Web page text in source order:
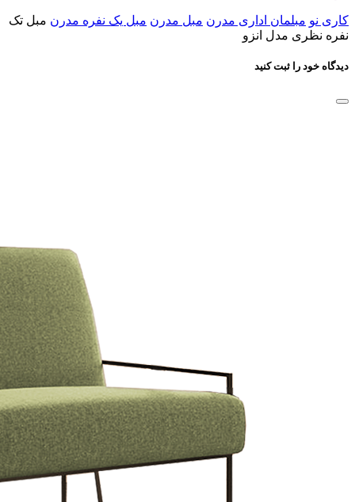
کاری نو مبلمان اداری مدرن مبل مدرن مبل یک نفره مدرن مبل تک
نفره نظری مدل انزو
دیدگاه خود را ثبت کنید